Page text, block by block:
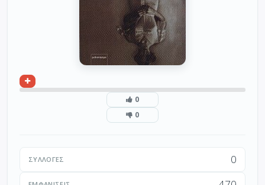
0
0
ΣΥΛΛΟΓΈΣ 0